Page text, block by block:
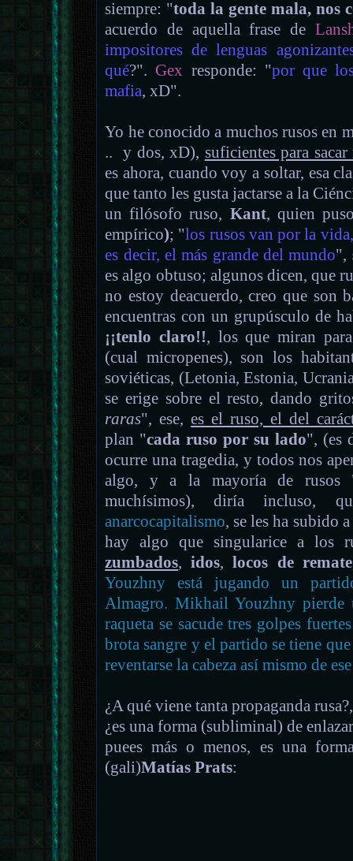
siempre: "toda la gente mala, nos
acuerdo de aquella frase de
impositores de lenguas
qué?". Gex responde: "por que
mafia, xD".
Yo he conocido a muchos rusos en
.. y dos, xD), suficientes para
es ahora, cuando voy a soltar, esa
que tanto les gusta jactarse a la
un filósofo ruso, Kant, quien
empírico); "los rusos van por la
es decir, el más grande del mundo",
es algo obtuso; algunos dicen, que
no estoy deacuerdo, creo que son
encuentras con un grupúsculo de
¡¡tenlo claro!!, los que miran
(cual micropenes), son los
soviéticas, (Letonia, Estonia,
se erige sobre el resto, dando
raras", ese,es el ruso, el del
plan "cada ruso por su lado", (es
ocurre una tragedia, y todos nos
algo, y a la mayoría de rusos
muchísimos), diría incluso,
anarcocapitalismo, se les ha subido
hay algo que singularice a los
zumbados, idos, locos de remate
Youzhny está jugando un
Almagro. Mikhail Youzhny
raqueta se sacude tres golpes
brota sangre y el partido se tiene
reventarse la cabeza así mismo de
¿A qué viene tanta propaganda rusa?,
¿es una forma (subliminal) de
puees más o menos, es una
(gali)Matías Prats: